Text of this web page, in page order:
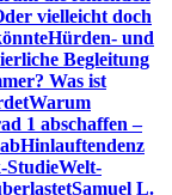
vielleicht doch
Hürden- und
Begleitung
Was ist
Warum
1 abschaffen –
Hinlauftendenz
StudieWelt-
Samuel L.